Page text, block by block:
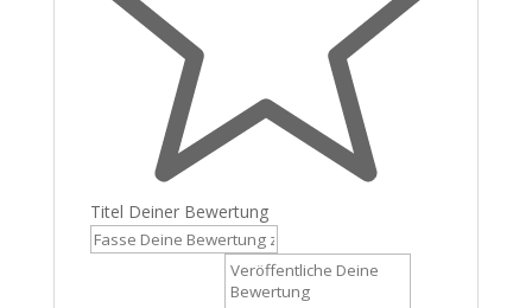
Titel Deiner Bewertung